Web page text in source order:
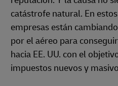
catástrofe natural. En
empresas están
por el aéreo para
hacia EE. UU. con el
impuestos nuevos y